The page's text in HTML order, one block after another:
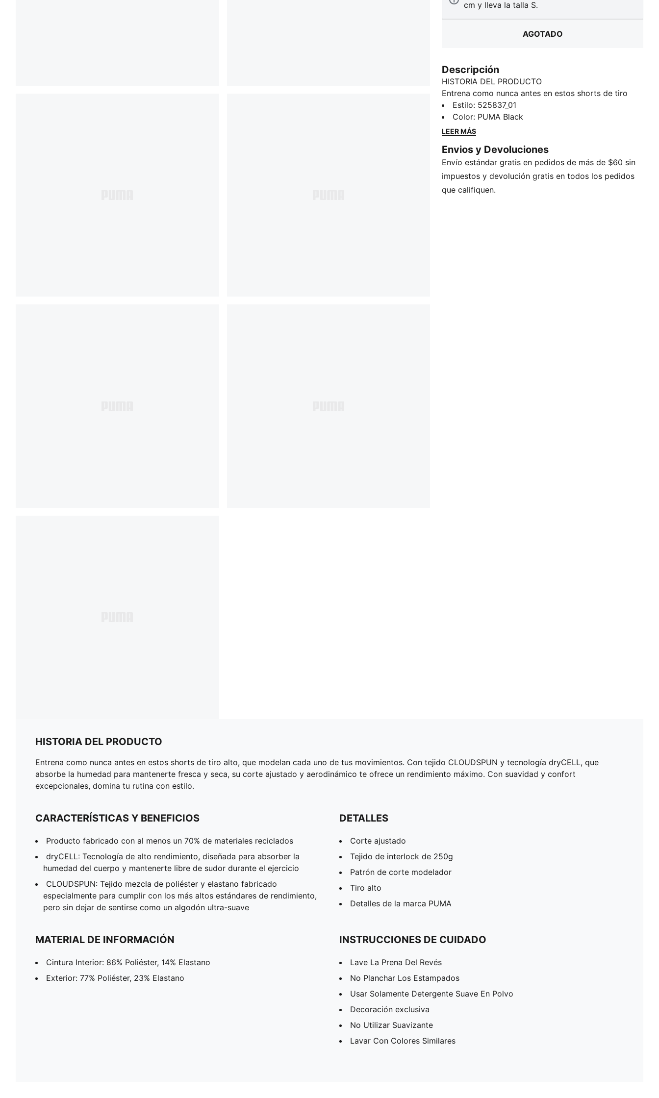
cm y lleva la talla S.
AGOTADO
Descripción
HISTORIA DEL PRODUCTO
Entrena como nunca antes en estos shorts de tiro
alto, que modelan cada uno de tus movimientos. Con
tejido CLOUDSPUN y tecnología dryCELL, que
absorbe la humedad para mantenerte fresca y seca,
rendimiento máximo. Con suavidad y confort
excepcionales, domina tu rutina con estilo.
CARACTERÍSTICAS Y BENEFICIOS
Producto fabricado con al menos un 70% de
Estilo: 525837_01
Color: PUMA Black
LEER MÁS
Envios y Devoluciones
Envío estándar gratis en pedidos de más de $60 sin
impuestos y devolución gratis en todos los pedidos
que califiquen.
HISTORIA DEL PRODUCTO
Entrena como nunca antes en estos shorts de tiro alto, que modelan cada uno de tus movimientos. Con tejido CLOUDSPUN y tecnología dryCELL, que
absorbe la humedad para mantenerte fresca y seca, su corte ajustado y aerodinámico te ofrece un rendimiento máximo. Con suavidad y confort
excepcionales, domina tu rutina con estilo.
CARACTERÍSTICAS Y BENEFICIOS
Producto fabricado con al menos un 70% de materiales reciclados
dryCELL: Tecnología de alto rendimiento, diseñada para absorber la
humedad del cuerpo y mantenerte libre de sudor durante el ejercicio
CLOUDSPUN: Tejido mezcla de poliéster y elastano fabricado
especialmente para cumplir con los más altos estándares de rendimiento,
pero sin dejar de sentirse como un algodón ultra-suave
DETALLES
Corte ajustado
Tejido de interlock de 250g
Patrón de corte modelador
Tiro alto
Detalles de la marca PUMA
MATERIAL DE INFORMACIÓN
Cintura Interior: 86% Poliéster, 14% Elastano
Exterior: 77% Poliéster, 23% Elastano
INSTRUCCIONES DE CUIDADO
Lave La Prena Del Revés
No Planchar Los Estampados
Usar Solamente Detergente Suave En Polvo
Decoración exclusiva
No Utilizar Suavizante
Lavar Con Colores Similares